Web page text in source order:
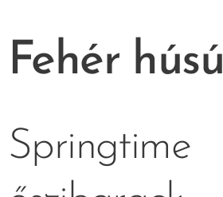
Fehér húsú
Springtime